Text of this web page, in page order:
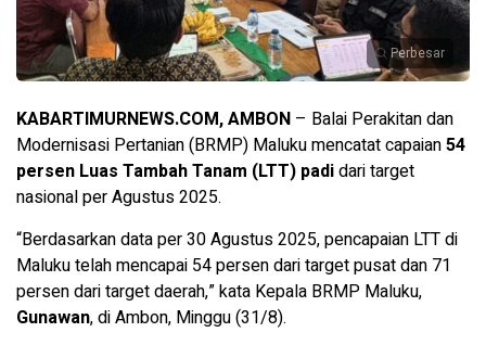
Perbesar
KABARTIMURNEWS.COM, AMBON – Balai Perakitan dan
Modernisasi Pertanian (BRMP) Maluku mencatat capaian54
persen Luas Tambah Tanam (LTT) padidari target
nasional per Agustus 2025.
“Berdasarkan data per 30 Agustus 2025, pencapaian LTT di
Maluku telah mencapai 54 persen dari target pusat dan 71
persen dari target daerah,” kata Kepala BRMP Maluku,
Gunawan, di Ambon, Minggu (31/8).